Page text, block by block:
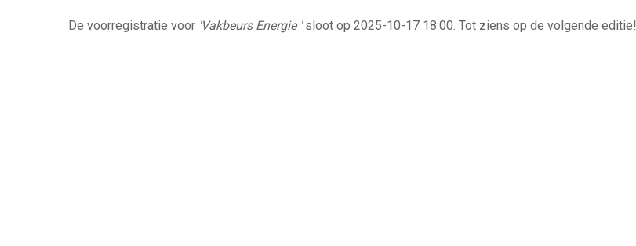
De voorregistratie voor 'Vakbeurs Energie ' sloot op 2025-10-17 18:00. Tot ziens op de volgende editie!